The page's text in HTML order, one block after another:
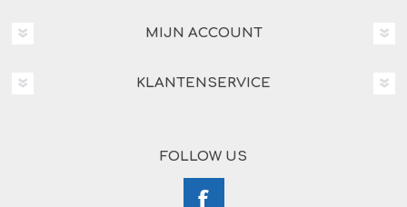
MIJN ACCOUNT
KLANTENSERVICE
FOLLOW US